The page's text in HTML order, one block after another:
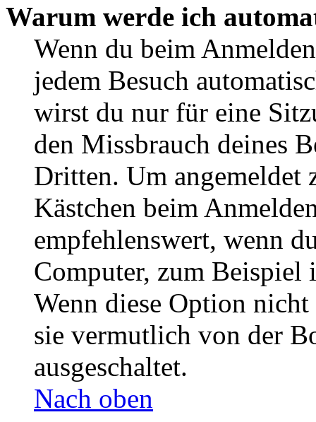
Warum werde ich
Wenn du beim
jedem Besuch
wirst du nur für eine
den Missbrauch deines
Dritten. Um angemeldet
Kästchen beim
empfehlenswert, wenn
Computer, zum Beispiel
Wenn diese Option
sie vermutlich von der
ausgeschaltet.
Nach oben